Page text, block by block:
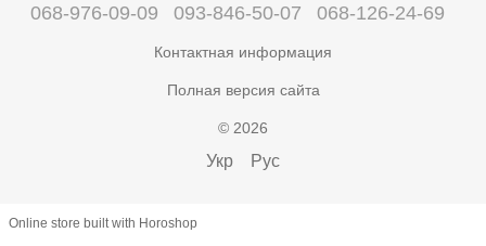
068-976-09-09 093-846-50-07 068-126-24-69
Контактная информация
Полная версия сайта
© 2026
Укр Рус
Online store built with Horoshop